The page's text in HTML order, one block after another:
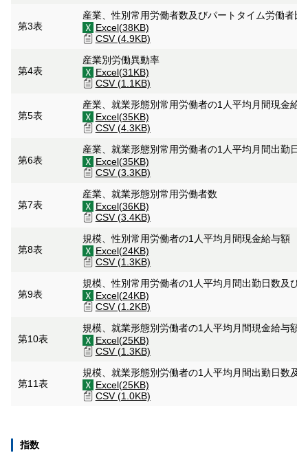
第3表
産業、性別常用労働者数及びパートタイム労働者
Excel(38KB)
CSV (4.9KB)
第4表
産業別労働異動率
Excel(31KB)
CSV (1.1KB)
第5表
産業、就業形態別常用労働者の1人平均月間現金給
Excel(35KB)
CSV (4.3KB)
第6表
産業、就業形態別常用労働者の1人平均月間出勤日
Excel(35KB)
CSV (3.3KB)
第7表
産業、就業形態別常用労働者数
Excel(36KB)
CSV (3.4KB)
第8表
規模、性別常用労働者の1人平均月間現金給与額
Excel(24KB)
CSV (1.3KB)
第9表
規模、性別常用労働者の1人平均月間出勤日数及び
Excel(24KB)
CSV (1.2KB)
第10表
規模、就業形態別労働者の1人平均月間現金給与額
Excel(25KB)
CSV (1.3KB)
第11表
規模、就業形態別労働者の1人平均月間出勤日数及
Excel(25KB)
CSV (1.0KB)
指数